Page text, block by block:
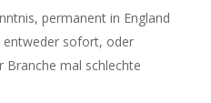
permanent in England
entweder sofort, oder
Branche mal schlechte